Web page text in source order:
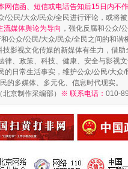
网信函、短信或电话告知后15日内不
公民/大众/民众/全民进行评论，或将
流媒体舆论为导向 ，强化反腐和公众/
公众/公民/大众/民众/全民之间的和
影视文化传媒的新媒体有生力，借
、政策、科技、健康、安全与影视
日常生活事实，维护公众/公民/大
的多媒体、多元化、信息时代现实。
京制作采编部） ※ 联系电话： 010-